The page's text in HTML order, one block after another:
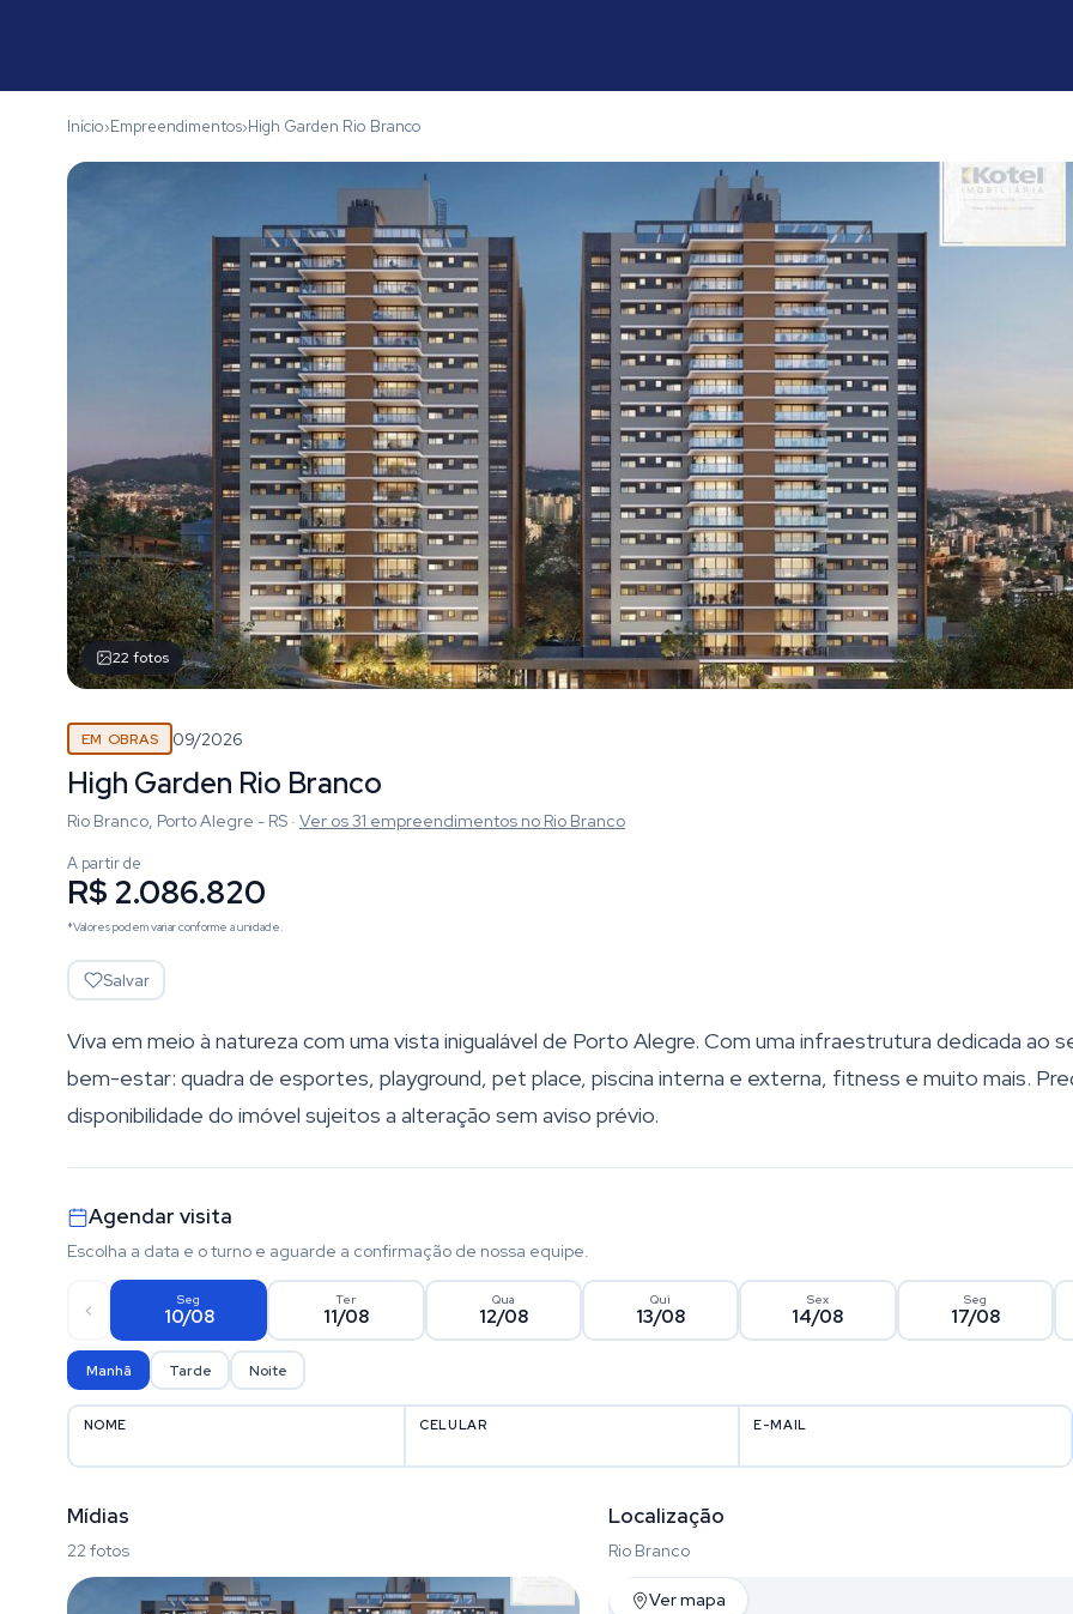
Início›Empreendimentos›High Garden Rio Branco
22 fotos
EM OBRAS 09/2026
High Garden Rio Branco
Rio Branco, Porto Alegre - RS · Ver os31 empreendimentos no Rio Branco
A partir de
R$ 2.086.820
*Valores podem variar conforme a unidade.
Salvar
Viva em meio à natureza com uma vista inigualável de Porto Alegre. Com uma infraestrutura dedicada ao
bem-estar: quadra de esportes, playground, pet place, piscina interna e externa, fitness e muito mais.
disponibilidade do imóvel sujeitos a alteração sem aviso prévio.
Agendar visita
Escolha a data e o turno e aguarde a confirmação de nossa equipe.
Seg
10/08
Ter
11/08
Qua
12/08
Qui
13/08
Sex
14/08
Seg
17/08
Manhã Tarde Noite
NOME CELULAR E-MAIL
Mídias
22 fotos
Localização
Rio Branco
Ver mapa